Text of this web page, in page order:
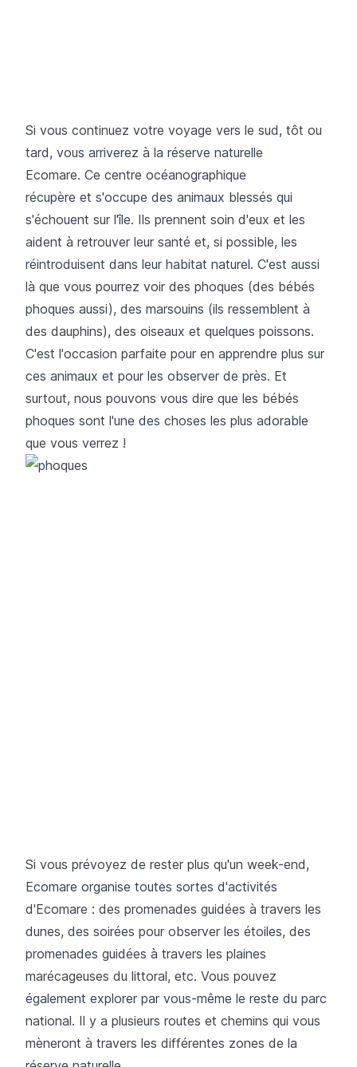
Si vous continuez votre voyage vers le sud, tôt ou
tard, vous arriverez à la réserve naturelle
Ecomare. Ce centre océanographique
récupère et s'occupe des animaux blessés qui
s'échouent sur l'île. Ils prennent soin d'eux et les
aident à retrouver leur santé et, si possible, les
réintroduisent dans leur habitat naturel. C'est aussi
là que vous pourrez voir des phoques (des bébés
phoques aussi), des marsouins (ils ressemblent à
des dauphins), des oiseaux et quelques poissons.
C'est l'occasion parfaite pour en apprendre plus sur
ces animaux et pour les observer de près. Et
surtout, nous pouvons vous dire que les bébés
phoques sont l'une des choses les plus adorable
que vous verrez !
Si vous prévoyez de rester plus qu'un week-end,
Ecomare organise toutes sortes d'activités
d'Ecomare : des promenades guidées à travers les
dunes, des soirées pour observer les étoiles, des
promenades guidées à travers les plaines
marécageuses du littoral, etc. Vous pouvez
également explorer par vous-même le reste du parc
national. Il y a plusieurs routes et chemins qui vous
mèneront à travers les différentes zones de la